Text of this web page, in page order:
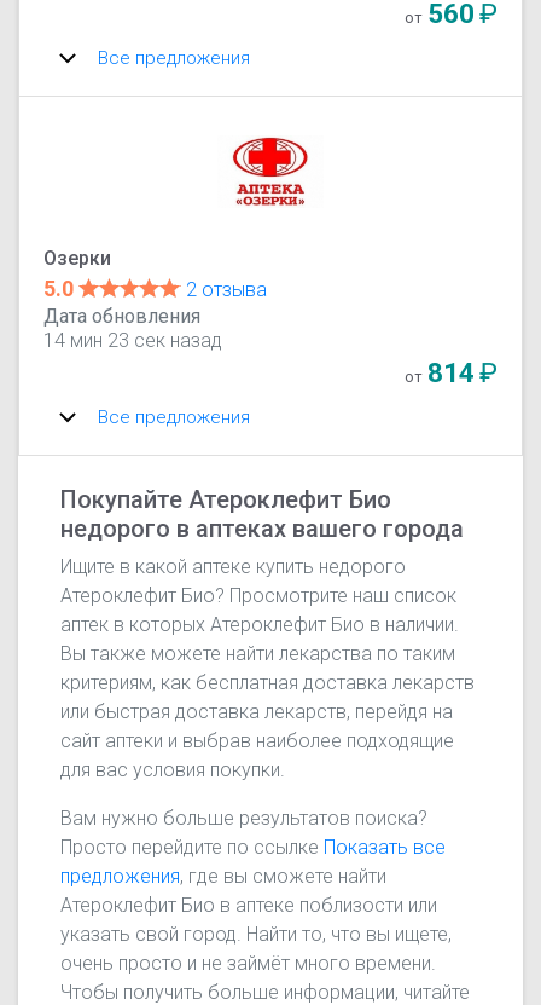
от 560₽
Все предложения
Озерки
5.0
2 отзыва
Дата обновления
14 мин 23 сек назад
от 814₽
Все предложения
Покупайте Атероклефит Био
недорого в аптеках вашего города
Ищите в какой аптеке купить недорого
Атероклефит Био? Просмотрите наш список
аптек в которых Атероклефит Био в наличии.
Вы также можете найти лекарства по таким
критериям, как бесплатная доставка лекарств
или быстрая доставка лекарств, перейдя на
сайт аптеки и выбрав наиболее подходящие
для вас условия покупки.
Вам нужно больше результатов поиска?
Просто перейдите по ссылке Показать все
предложения, где вы сможете найти
Атероклефит Био в аптеке поблизости или
указать свой город. Найти то, что вы ищете,
очень просто и не займёт много времени.
Чтобы получить больше информации, читайте